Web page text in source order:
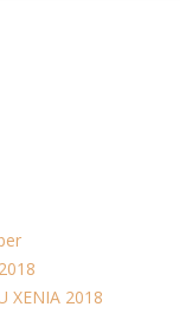
XENIA 2018